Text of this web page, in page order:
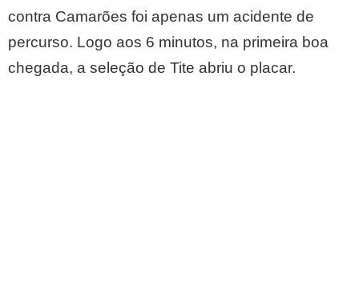
contra Camarões foi apenas um acidente de
percurso. Logo aos 6 minutos, na primeira boa
chegada, a seleção de Tite abriu o placar.